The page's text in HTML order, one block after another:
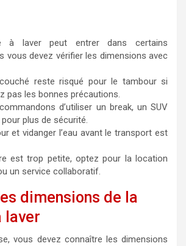
à laver peut entrer dans certains
vous devez vérifier les dimensions avec
reste risqué pour le tambour si
pas les bonnes précautions.
d’utiliser un break, un SUV
plus de sécurité.
et vidanger l’eau avant le transport est
est trop petite, optez pour la location
un service collaboratif.
dimensions de la
laver
vous devez connaître les dimensions